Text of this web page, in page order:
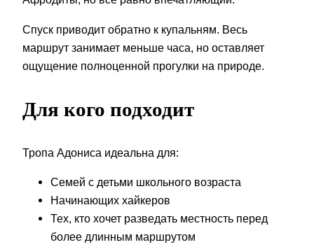
Спуск приводит обратно к купальням. Весь
маршрут занимает меньше часа, но оставляет
ощущение полноценной прогулки на природе.
Для кого подходит
Тропа Адониса идеальна для:
Семей с детьми школьного возраста
Начинающих хайкеров
Тех, кто хочет разведать местность перед
более длинным маршрутом